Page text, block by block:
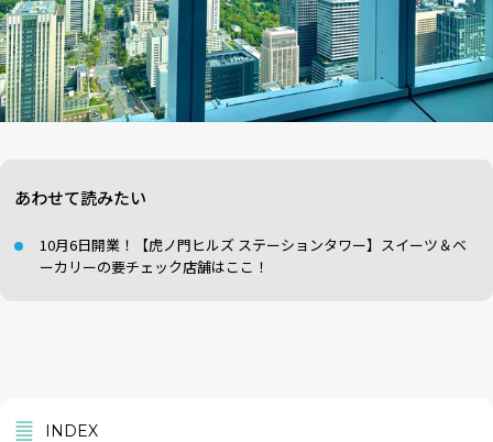
あわせて読みたい
10月6日開業！【虎ノ門ヒルズ ステーションタワー】スイーツ＆ベ
ーカリーの要チェック店舗はここ！
INDEX